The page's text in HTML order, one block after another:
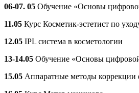
06-07. 05 Обучение «Основы
11.05 Курс Косметик-эстетист по
12.05 IPL система в косметологии
13-14.05 Обучение «Основы
15.05 Аппаратные методы коррекции